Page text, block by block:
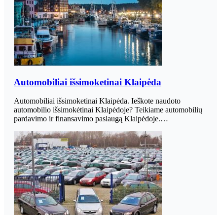
Automobiliai išsimoketinai Klaipėda
Automobiliai išsimoketinai Klaipėda. Ieškote naudoto
automobilio išsimokėtinai Klaipėdoje? Teikiame automobilių
pardavimo ir finansavimo paslaugą Klaipėdoje.…